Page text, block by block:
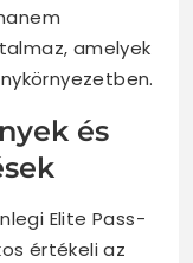
amelyek
és
Elite Pass-
értékeli az